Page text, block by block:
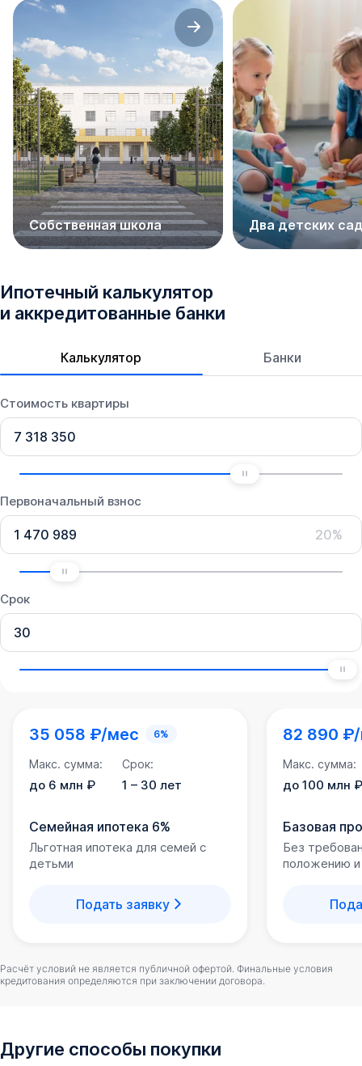
Собственная школа Два детских
Ипотечный калькулятор
и аккредитованные банки
Калькулятор Банки
Стоимость квартиры
Первоначальный взнос
20%
Срок
35 058 ₽/мес 6%
Макс. сумма:
до 6 млн ₽
Срок:
1 – 30 лет
Семейная ипотека 6%
Льготная ипотека для семей с
детьми
Подать заявку
82 890
Макс. сумма:
до 100 млн ₽
Базовая
Без
положению
Расчёт условий не является публичной офертой. Финальные условия
кредитования определяются при заключении договора.
Другие способы покупки